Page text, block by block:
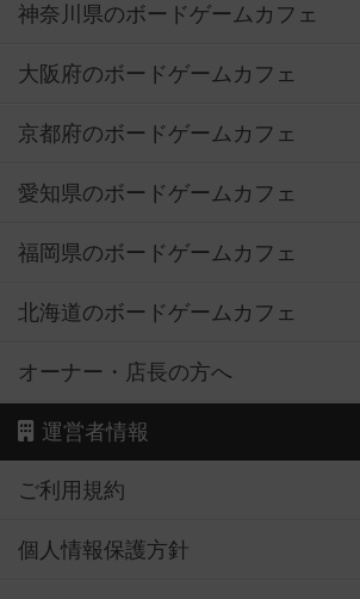
神奈川県のボードゲームカフェ
大阪府のボードゲームカフェ
京都府のボードゲームカフェ
愛知県のボードゲームカフェ
福岡県のボードゲームカフェ
北海道のボードゲームカフェ
オーナー・店長の方へ
運営者情報
ご利用規約
個人情報保護方針